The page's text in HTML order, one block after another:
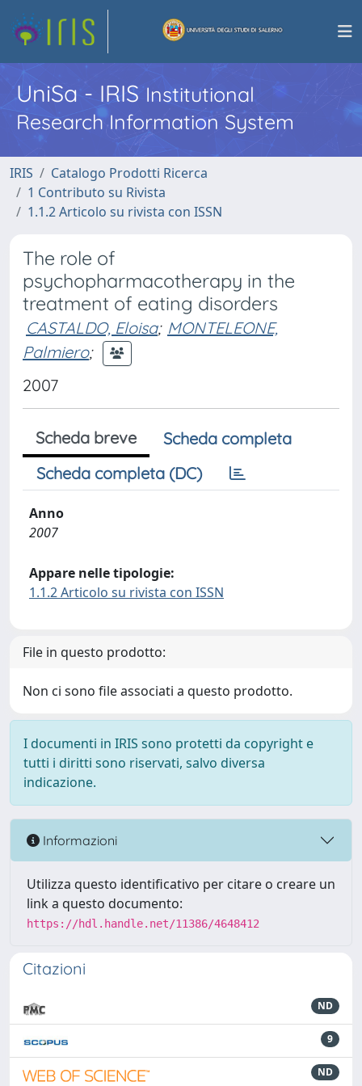
UniSa - IRISInstitutional
Research Information System
IRIS
Catalogo Prodotti Ricerca
1 Contributo su Rivista
1.1.2 Articolo su rivista con ISSN
The role of
psychopharmacotherapy in the
treatment of eating disorders
CASTALDO, Eloisa; MONTELEONE,
Palmiero;
2007
Scheda breve
Scheda completa
Scheda completa (DC)
Anno
2007
Appare nelle tipologie:
1.1.2 Articolo su rivista con ISSN
File in questo prodotto:
Non ci sono file associati a questo prodotto.
I documenti in IRIS sono protetti da copyright e
tutti i diritti sono riservati, salvo diversa
indicazione.
Informazioni
Utilizza questo identificativo per citare o creare un
link a questo documento:
https://hdl.handle.net/11386/4648412
Citazioni
ND
9
ND